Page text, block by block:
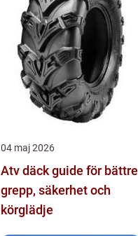
04 maj 2026
Atv däck guide för bättre
grepp, säkerhet och
körglädje